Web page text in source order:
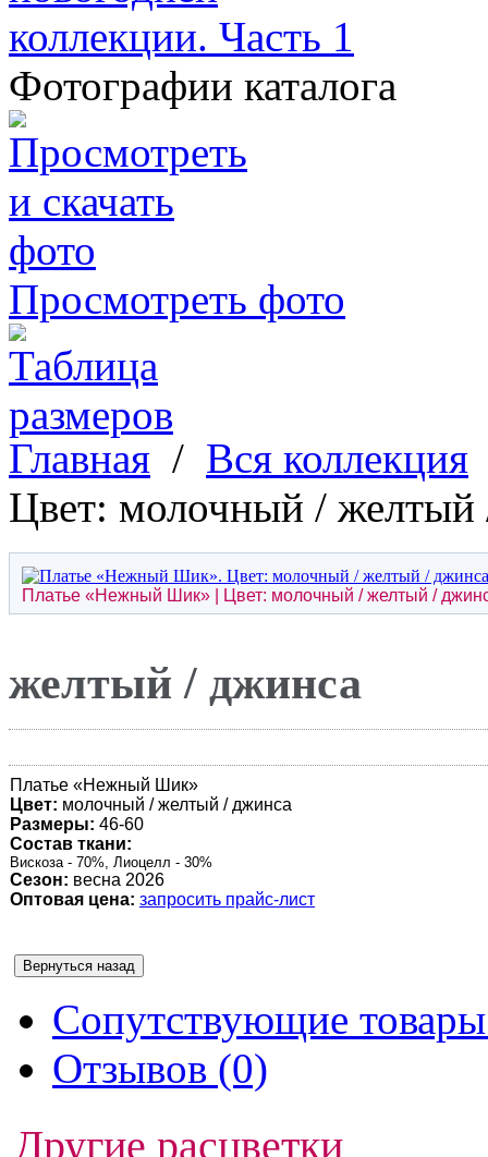
Фотографии каталога
Просмотреть фото
Главная / Вся коллекция
Цвет: молочный / желтый
Платье «Нежный Шик» | Цвет: молочный / желтый /
желтый / джинса
Платье «Нежный Шик»
Цвет: молочный / желтый / джинса
Размеры: 46-60
Состав ткани:
Вискоза - 70%, Лиоцелл - 30%
Сезон: весна 2026
Оптовая цена: запросить прайс-лист
Сопутствующие
Отзывов (0)
Другие расцветки